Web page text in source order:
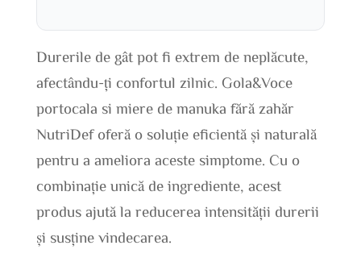
Durerile de gât pot fi extrem de neplăcute,
afectându-ți confortul zilnic. Gola&Voce
portocala si miere de manuka fără zahăr
NutriDef oferă o soluție eficientă și naturală
pentru a ameliora aceste simptome. Cu o
combinație unică de ingrediente, acest
produs ajută la reducerea intensității durerii
și susține vindecarea.